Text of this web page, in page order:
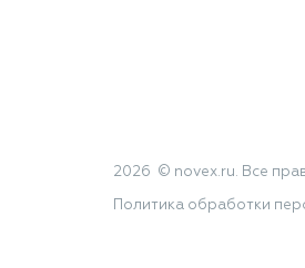
2026 © novex.ru. Все
Политика обработки